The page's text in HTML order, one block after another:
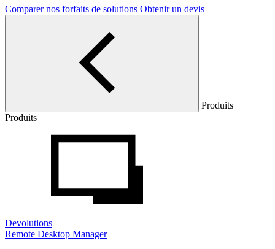
Comparer nos forfaits de solutions Obtenir un devis
Produits
Produits
Devolutions
Remote Desktop Manager